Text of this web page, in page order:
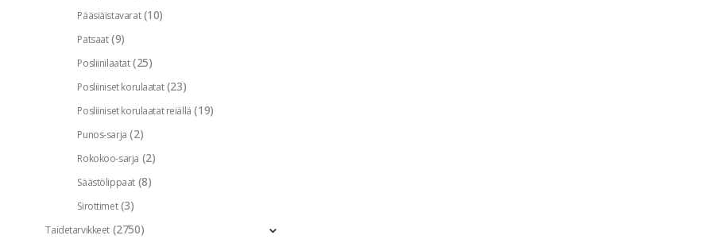
Pääsiäistavarat (10)
Patsaat (9)
Posliinilaatat (25)
Posliiniset korulaatat (23)
Posliiniset korulaatat reiällä (19)
Punos-sarja (2)
Rokokoo-sarja (2)
Säästölippaat (8)
Sirottimet (3)
Taidetarvikkeet (2750)